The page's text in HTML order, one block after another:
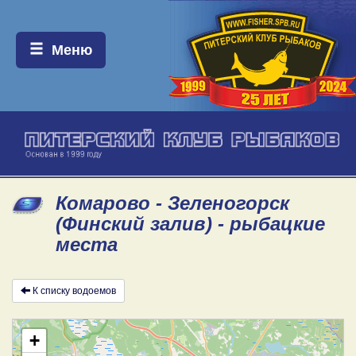
Меню:
Меню
Комарово - Зеленогорск
(Финский залив) - рыбацкие
места
К списку водоемов
+